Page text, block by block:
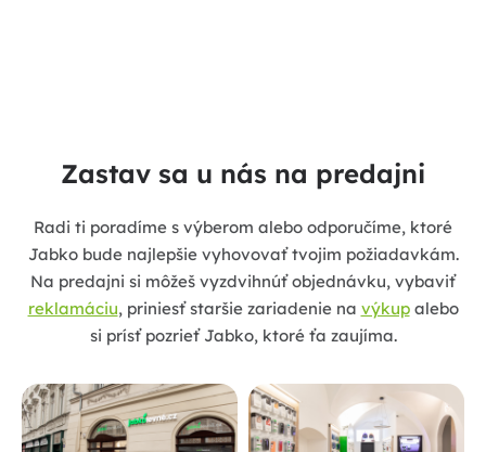
Zastav sa u nás na predajni
Radi ti poradíme s výberom alebo odporučíme, ktoré
Jabko bude najlepšie vyhovovať tvojim požiadavkám.
Na predajni si môžeš vyzdvihnúť objednávku, vybaviť
reklamáciu, priniesť staršie zariadenie na výkupalebo
si prísť pozrieť Jabko, ktoré ťa zaujíma.